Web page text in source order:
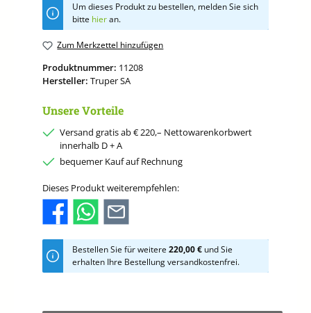
Um dieses Produkt zu bestellen, melden Sie sich
bitte hieran.
Zum Merkzettel hinzufügen
Produktnummer: 11208
Hersteller: Truper SA
Unsere Vorteile
Versand gratis ab € 220,– Nettowarenkorbwert
innerhalb D + A
bequemer Kauf auf Rechnung
Dieses Produkt weiterempfehlen:
Bestellen Sie für weitere220,00 € und Sie
erhalten Ihre Bestellung versandkostenfrei.